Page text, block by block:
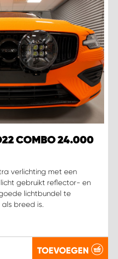
COMBO 24.000
verlichting met een
gebruikt reflector- en
lichtbundel te
breed is.
TOEVOEGEN